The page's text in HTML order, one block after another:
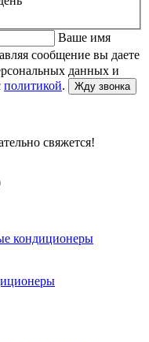
Ваше имя
сообщение вы даете
данных и
политикой. Жду звонка
свяжется!
кондиционеры